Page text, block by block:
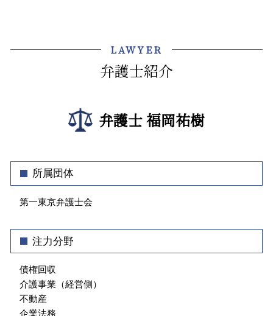
介護事業 労働問題 弁護士
介護 企業 支援
介護 入所
土地 相続 評価
不動産トラブル 法律相談
不動産 賃貸 契約
相続 不動産 売却 分割
マンション 売買 契約書
不動産 契約
不公正な取引
ハラスメント 弊害
企業 コンプライアンス 違反
職場 ハラスメント 種類
株式譲渡 契約書
コンプライアンス 違反 リスク
企業 法務部
企業法務 弁護士 相談 文京区
不動産トラブル 弁護士 相談 神楽坂
法律問題 弁護士 相談 文京区
法律問題 弁護士 相談 牛込神楽坂
企業法務 弁護士 相談 飯田橋
企業法務 弁護士 相談 神楽坂
債権回収 弁護士 相談 渋谷区
不動産トラブル 弁護士 相談 牛込神楽坂
債権回収 弁護士 相談 飯田橋
顧問弁護士 弁護士 相談 江東区
LAWYER
弁護士紹介
弁護士 福岡祐樹
所属団体
第一東京弁護士会
注力分野
債権回収
介護事業（経営側）
不動産
企業法務